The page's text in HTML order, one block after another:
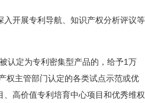
入开展专利导航、知识产权分析评议等
认定为专利密集型产品的，给予1万
权主管部门认定的各类试点示范或优
高价值专利培育中心项目和优秀维权